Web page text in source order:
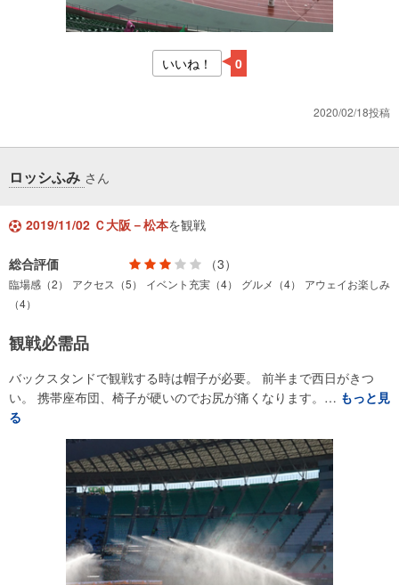
いいね！ 0
2020/02/18投稿
ロッシふみ さん
2019/11/02 Ｃ大阪－松本を観戦
総合評価 （3）
臨場感（2） アクセス（5） イベント充実（4） グルメ（4）
アウェイお楽しみ
（4）
観戦必需品
バックスタンドで観戦する時は帽子が必要。 前半まで西日がきつ
い。 携帯座布団、椅子が硬いのでお尻が痛くなります。… もっと見
る